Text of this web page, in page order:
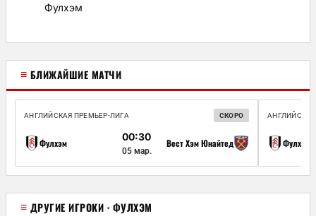
Фулхэм
≡ БЛИЖАЙШИЕ МАТЧИ
АНГЛИЙСКАЯ ПРЕМЬЕР-ЛИГА СКОРО
Фулхэм
00:30
05 мар.
Вест Хэм Юнайтед Фулхэм
≡ ДРУГИЕ ИГРОКИ · ФУЛХЭМ